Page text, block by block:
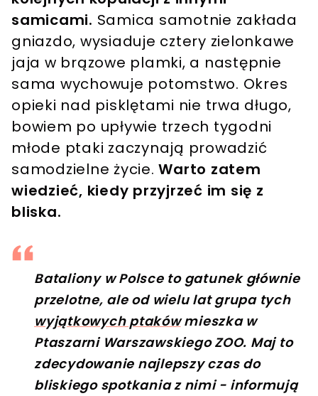
samicami. Samica samotnie zakłada
gniazdo, wysiaduje cztery zielonkawe
jaja w brązowe plamki, a następnie
sama wychowuje potomstwo. Okres
opieki nad pisklętami nie trwa długo,
bowiem po upływie trzech tygodni
młode ptaki zaczynają prowadzić
samodzielne życie.Warto zatem
wiedzieć, kiedy przyjrzeć im się z
bliska.
Bataliony w Polsce to gatunek głównie
przelotne, ale od wielu lat grupa tych
wyjątkowych ptakówmieszka w
Ptaszarni Warszawskiego ZOO. Maj to
zdecydowanie najlepszy czas do
bliskiego spotkania z nimi - informują